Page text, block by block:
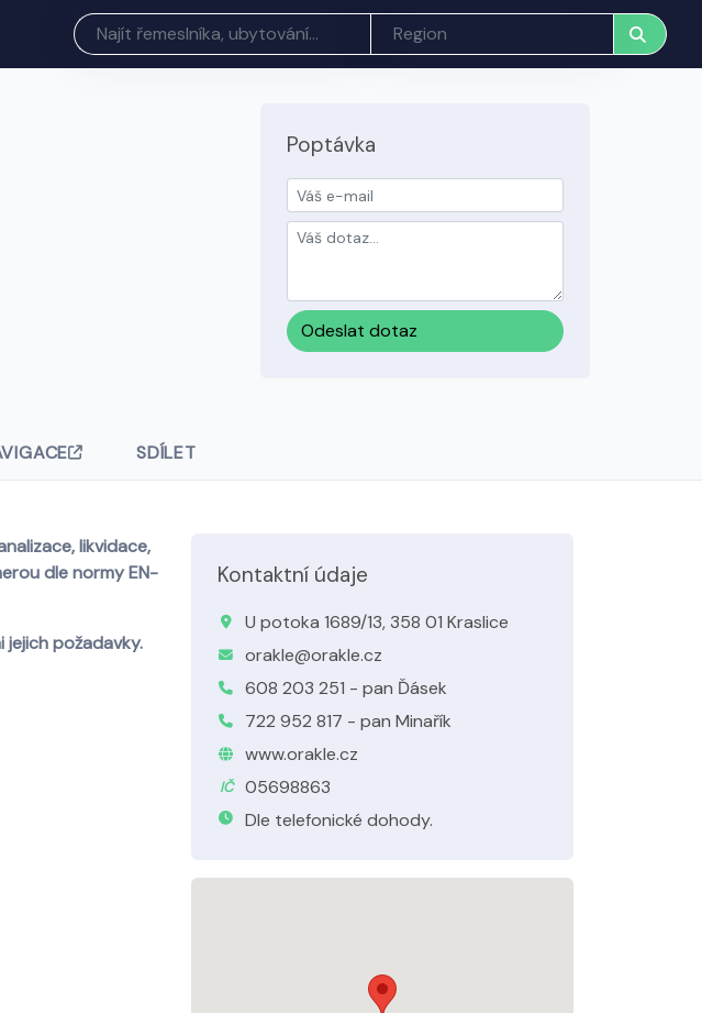
Poptávka
Odeslat dotaz
SDÍLET
likvidace,
dle normy EN-
jejich požadavky.
Kontaktní údaje
U potoka 1689/13, 358 01 Kraslice
orakle@orakle.cz
608 203 251 - pan Ďásek
722 952 817 - pan Minařík
www.orakle.cz
IČ
05698863
Dle telefonické dohody.